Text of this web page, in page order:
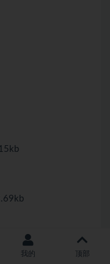
12类书籍大全（含
我的 顶部